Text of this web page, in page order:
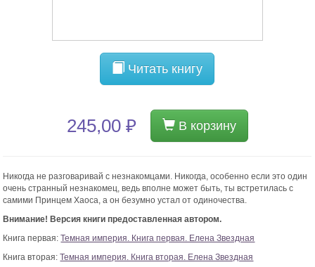
Читать книгу
245,00 ₽ В корзину
Никогда не разговаривай с незнакомцами. Никогда, особенно если это один
очень странный незнакомец, ведь вполне может быть, ты встретилась с
самими Принцем Хаоса, а он безумно устал от одиночества.
Внимание! Версия книги предоставленная автором.
Книга первая:Темная империя. Книга первая. Елена Звездная
Книга вторая:Темная империя. Книга вторая. Елена Звездная